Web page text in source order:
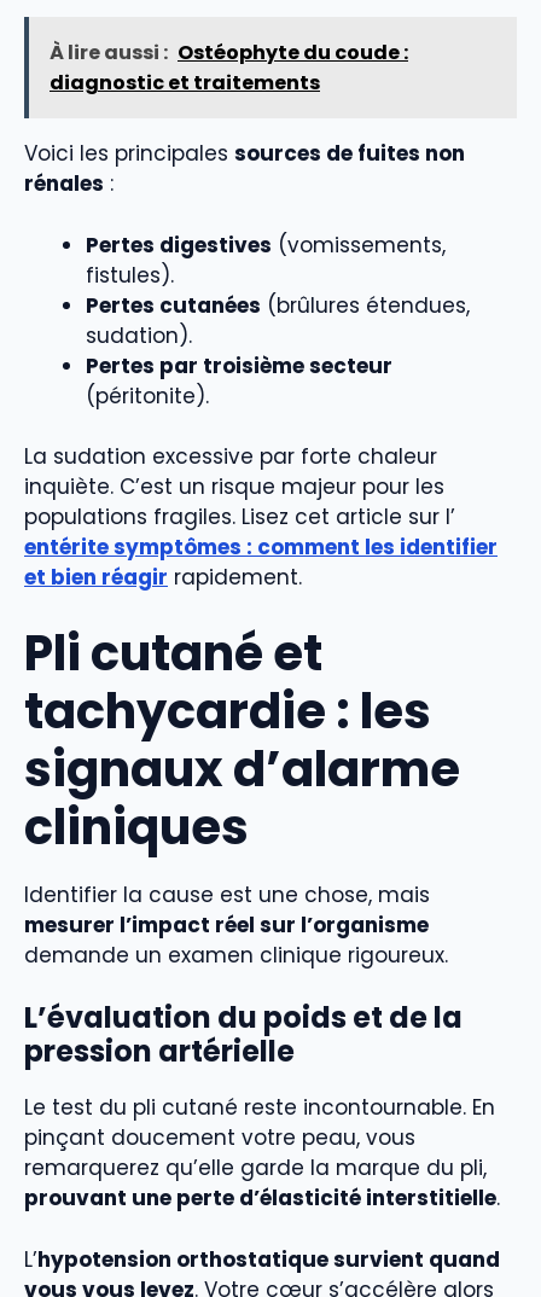
À lire aussi : Ostéophyte du coude :
diagnostic et traitements
Voici les principales sources de fuites non
rénales :
Pertes digestives (vomissements,
fistules).
Pertes cutanées (brûlures étendues,
sudation).
Pertes par troisième secteur
(péritonite).
La sudation excessive par forte chaleur
inquiète. C’est un risque majeur pour les
populations fragiles. Lisez cet article sur l’
entérite symptômes : comment les identifier
et bien réagir rapidement.
Pli cutané et
tachycardie : les
signaux d’alarme
cliniques
Identifier la cause est une chose, mais
mesurer l’impact réel sur l’organisme
demande un examen clinique rigoureux.
L’évaluation du poids et de la
pression artérielle
Le test du pli cutané reste incontournable. En
pinçant doucement votre peau, vous
remarquerez qu’elle garde la marque du pli,
prouvant une perte d’élasticité interstitielle.
L’hypotension orthostatique survient quand
vous vous levez. Votre cœur s’accélère alors